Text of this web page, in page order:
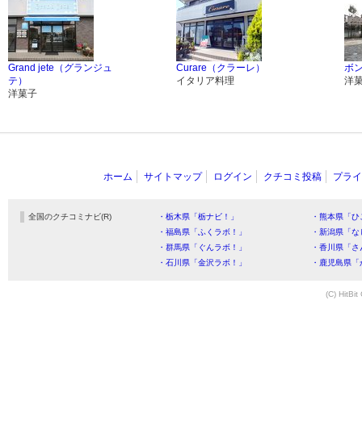
Grand jete（グランジュ
テ）
洋菓子
Curare（クラーレ）
イタリア料理
ボ
洋
ホーム サイトマップ ログイン クチコミ投稿 プラ
全国のクチコミナビ(R) ・栃木県「栃ナビ！」
・熊本県「
・福島県「ふくラボ！」
・新潟県「
・群馬県「ぐんラボ！」
・香川県「
・石川県「金沢ラボ！」
・鹿児島県
(C) HitBit